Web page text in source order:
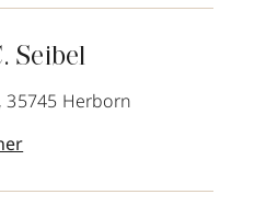
Seibel
35745 Herborn